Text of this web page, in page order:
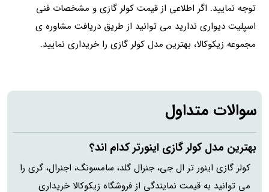
توجه نمایید. اگر اطلاعی از قیمت کولر گازی و مشخصات فنی
اسپلیت دیواری ندارید می توانید از طریق دریافت مشاوره ی
مجموعه زیکوکالا، بهترین مدل کولر گازی را خریداری نمایید.
سوالات متداول
بهترین مدل کولر گازی اینورتر کدام اند؟
کولر گازی اینور تر ال جی، جنرال گلد، سامسونگ، اجنرال، گری را
می توانید به قیمت نمایندگی از فروشگاه زیکوکالا خریداری